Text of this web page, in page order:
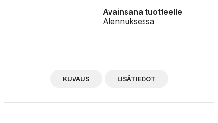
Avainsana tuotteelle
Alennuksessa
KUVAUS LISÄTIEDOT